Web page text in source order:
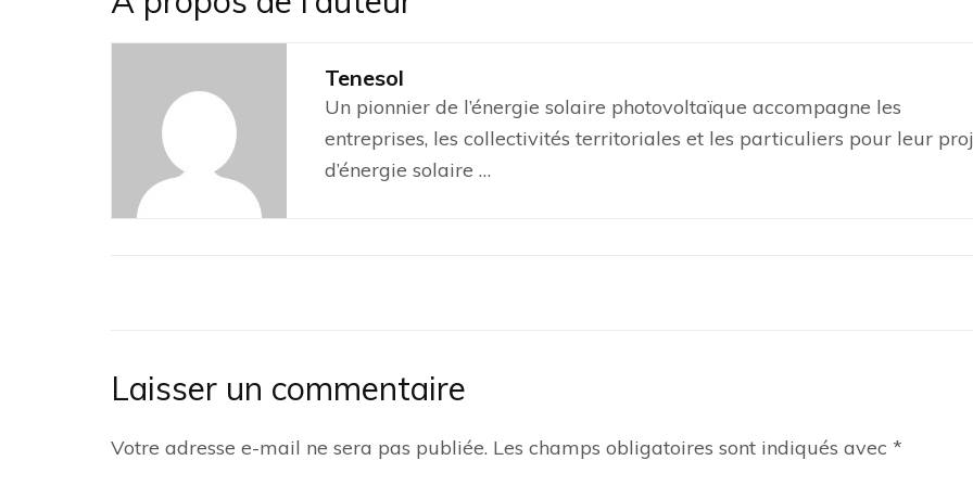
Tenesol
Un pionnier de l’énergie solaire photovoltaïque accompagne les
entreprises, les collectivités territoriales et les particuliers pour leur
d’énergie solaire …
Laisser un commentaire
Votre adresse e-mail ne sera pas publiée. Les champs obligatoires sont indiqués avec *